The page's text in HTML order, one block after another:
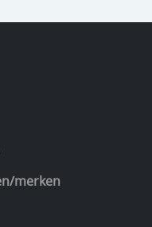
merken